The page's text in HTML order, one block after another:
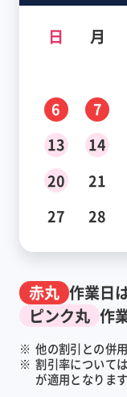
日 月
6
7
13
14
20
21
27
28
赤丸 作業日
ピンク丸 作
※ 他の割引との併
※ 割引率について
が適用となりま